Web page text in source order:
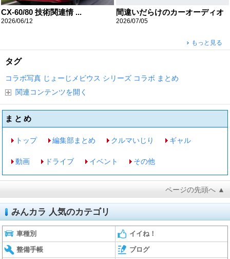
CX-60/80 技術関連情 ...
2026/06/12
間違いだらけのカーオーディオ
2026/07/05
もっと見る
タグ
コラボ写真 じょーじメビウス シリーズ コラボ まとめ
関連コンテンツを開く
まとめ
トップ 編集部まとめ クルマいじり ギャル
動画 ドライブ イベント その他
ページの先頭へ ▲
みんカラ 人気のカテゴリ
車種別 イイね！
整備手帳 ブログ